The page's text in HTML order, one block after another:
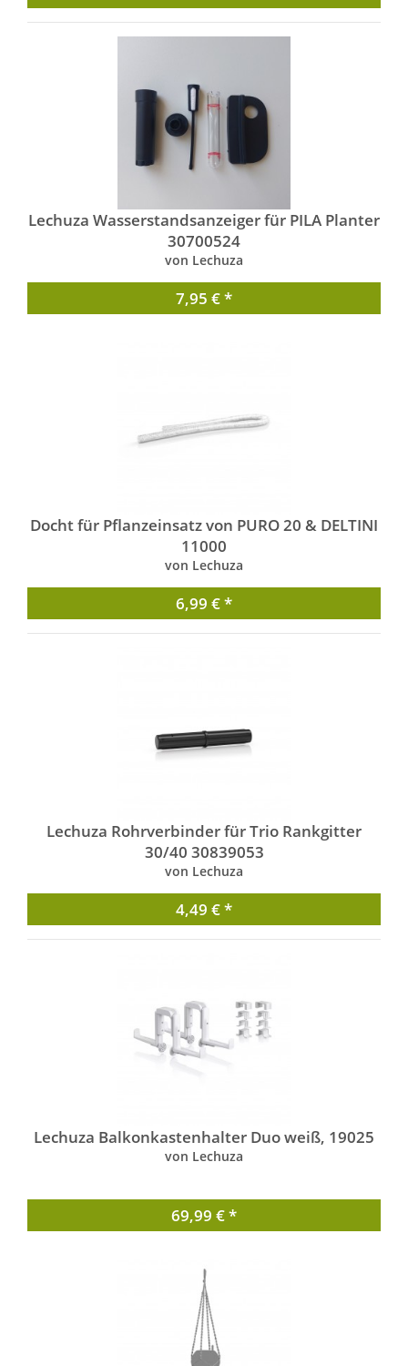
Lechuza Wasserstandsanzeiger für PILA Planter
30700524
von Lechuza
7,95 € *
Docht für Pflanzeinsatz von PURO 20 & DELTINI
11000
von Lechuza
6,99 € *
Lechuza Rohrverbinder für Trio Rankgitter
30/40 30839053
von Lechuza
4,49 € *
Lechuza Balkonkastenhalter Duo weiß, 19025
von Lechuza
69,99 € *